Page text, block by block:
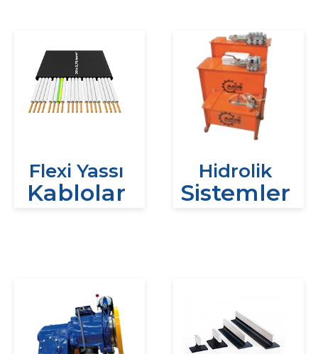
Flexi Yassı
Kablolar
Hidrolik
Sistemler